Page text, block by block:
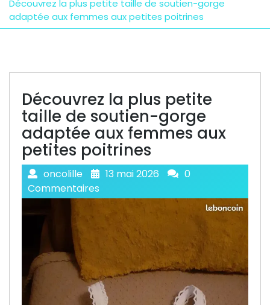
Découvrez la plus petite taille de soutien-gorge
adaptée aux femmes aux petites poitrines
Découvrez la plus petite
taille de soutien-gorge
adaptée aux femmes aux
petites poitrines
oncolille 13 mai 2026
0
Commentaires